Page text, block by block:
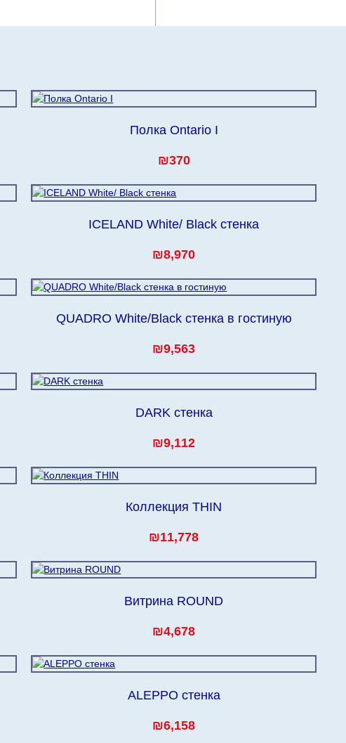
Полка Ontario I
₪370
ICELAND White/ Black стенка
₪8,970
QUADRO White/Black стенка в гостиную
₪9,563
DARK стенка
₪9,112
Коллекция THIN
₪11,778
Витрина ROUND
₪4,678
ALEPPO стенка
₪6,158